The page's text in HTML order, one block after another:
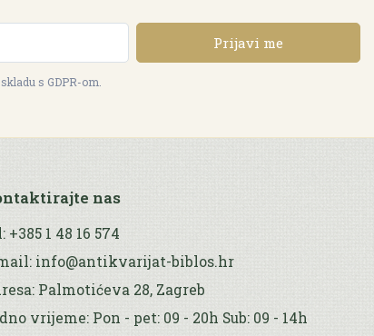
Prijavi me
s GDPR-om.
nas
+385 1 48 16 574
info@antikvarijat-biblos.hr
Palmotićeva 28, Zagreb
vrijeme: Pon - pet: 09 - 20h Sub: 09 - 14h